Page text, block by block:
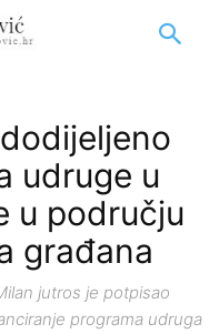
udruge u
u području
građana
jutros je potpisao
programa udruga